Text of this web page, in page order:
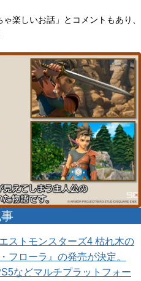
楽しいお話」とコメントもあり、
ストモンスターズ4 枯れ木の
フローラ』の発売が決定。
などマルチプラットフォー